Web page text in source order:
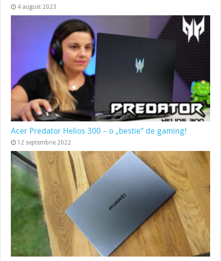
4 august 2023
Acer Predator Helios 300 – o „bestie” de gaming!
12 septembrie 2022